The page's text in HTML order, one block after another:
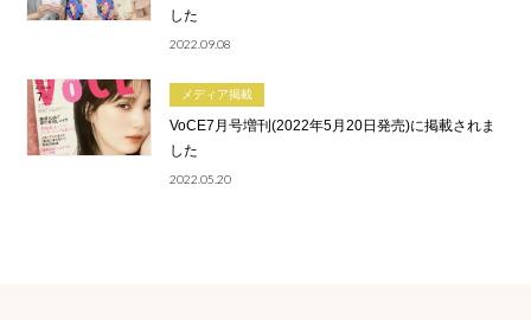
した
2022.09.08
メディア掲載
VoCE7月号増刊(2022年5月20日発売)に掲載されま
した
2022.05.20